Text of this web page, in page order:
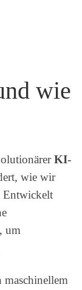
wie
KI-
wie wir
Entwickelt
um
maschinellem